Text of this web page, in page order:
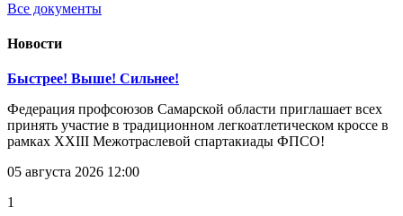
Все документы
Новости
Быстрее! Выше! Сильнее!
Федерация профсоюзов Самарской области приглашает всех
принять участие в традиционном легкоатлетическом кроссе в
рамках XXIII Межотраслевой спартакиады ФПСО!
05 августа 2026 12:00
1